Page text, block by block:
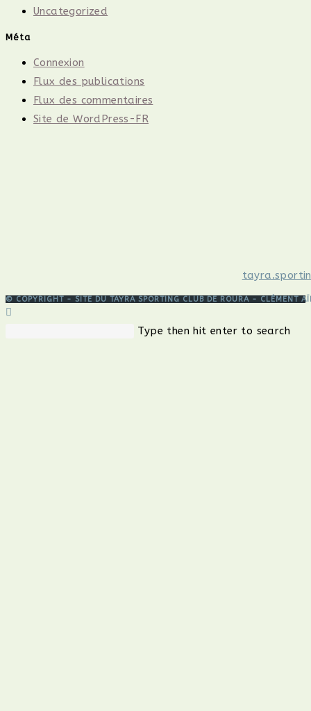
Uncategorized
Méta
Connexion
Flux des publications
Flux des commentaires
Site de WordPress-FR
© COPYRIGHT - SITE DU TAYRA SPORTING CLUB DE ROURA - CLÉMENT
Type then hit enter to search